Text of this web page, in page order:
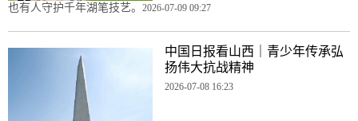
也有人守护千年湖笔技艺。 2026-07-09 09:27
中国日报看山西｜青少年传承弘
扬伟大抗战精神
2026-07-08 16:23